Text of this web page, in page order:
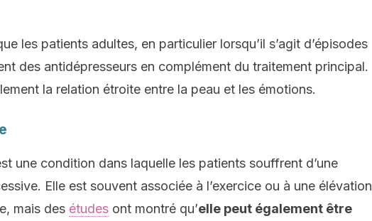
les patients adultes, en particulier lorsqu’il s’agit d’épisodes
des antidépresseurs en complément du traitement principal.
la relation étroite entre la peau et les émotions.
une condition dans laquelle les patients souffrent d’une
Elle est souvent associée à l’exercice ou à une élévation
mais des études ont montré qu’elle peut également être